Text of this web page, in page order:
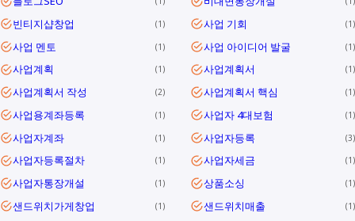
빈티지샵창업 1 사업 기회 1
사업 멘토 1 사업 아이디어 발굴 1
사업계획 1 사업계획서 1
사업계획서 작성 2 사업계획서 핵심 1
사업용계좌등록 1 사업자 4대보험 1
사업자계좌 1 사업자등록 3
사업자등록절차 1 사업자세금 1
사업자통장개설 1 상품소싱 1
샌드위치가게창업 1 샌드위치매출 1